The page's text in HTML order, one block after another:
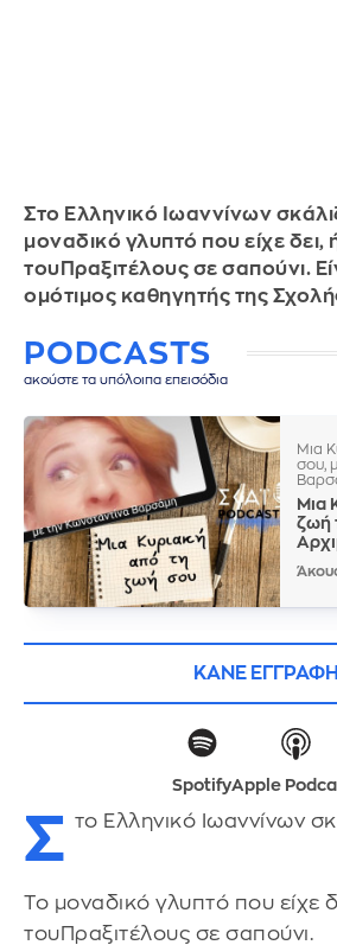
Στο Ελληνικό Ιωαννίνων
μοναδικό γλυπτό που είχε δει,
τουΠραξιτέλους σε σαπούνι.
ομότιμος καθηγητής της
PODCASTS
ακούστε τα υπόλοιπα επεισόδια
Μια
σου,
Μια
ζωή
ΚΑΝΕ ΕΓΓΡΑΦΗ
SpotifyApple
Σ το Ελληνικό Ιωαννίνων
Το μοναδικό γλυπτό που είχε
τουΠραξιτέλους σε σαπούνι.